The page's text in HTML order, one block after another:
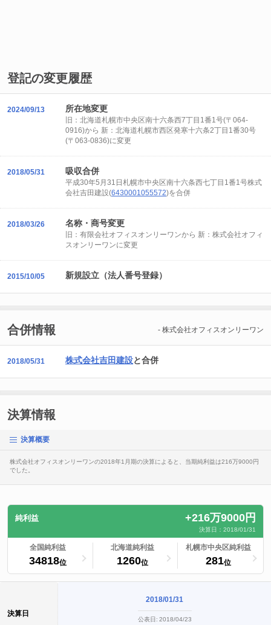
登記の変更履歴
2024/09/13 所在地変更
旧：北海道札幌市中央区南十六条西7丁目1番1号(〒064-
0916)から 新：北海道札幌市西区発寒十六条2丁目1番30号
(〒063-0836)に変更
2018/05/31 吸収合併
平成30年5月31日札幌市中央区南十六条西七丁目1番1号株式
会社吉田建設(6430001055572)を合併
2018/03/26 名称・商号変更
旧：有限会社オフィスオンリーワンから 新：株式会社オフィ
スオンリーワンに変更
2015/10/05 新規設立（法人番号登録）
合併情報 - 株式会社オフィスオンリーワン
2018/05/31 株式会社吉田建設と合併
決算情報
決算概要
株式会社オフィスオンリーワンの2018年1月期の決算によると、当期純利益は216万9000円
でした。
純利益 +216万9000円
決算日：2018/01/31
全国純利益
34818位
ランキングへ 北海道純利益
1260位
ランキングへ 札幌市中央区純利益
281位
ランキングへ
2018/01/31
公表日: 2018/04/23
決算日